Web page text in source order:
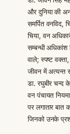
और दुनिया की
समर्पित वनविद,
चिया, वन
सम्बन्धी
वाले; स्पष्ट
जीवन में अत्यन्त
डा. रघुबीर
वन पंचायत
पर लगातार बात
जिनको उनके